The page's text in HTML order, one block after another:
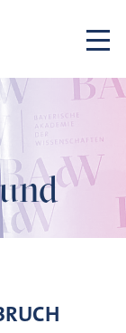
und